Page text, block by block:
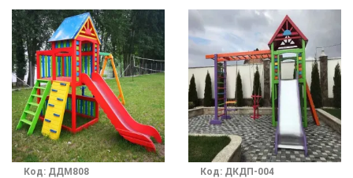
Код: ДДМ808 Код: ДКДП-004